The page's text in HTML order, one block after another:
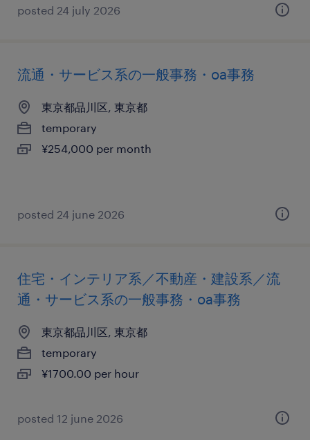
posted 24 july 2026
流通・サービス系の一般事務・oa事務
東京都品川区, 東京都
temporary
¥254,000 per month
posted 24 june 2026
住宅・インテリア系／不動産・建設系／流
通・サービス系の一般事務・oa事務
東京都品川区, 東京都
temporary
¥1700.00 per hour
posted 12 june 2026